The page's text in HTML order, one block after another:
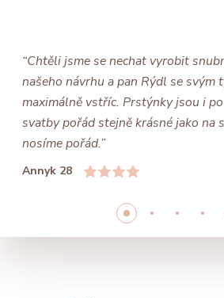
“Chtěli jsme se nechat vyrobit
našeho návrhu a pan Rýdl se svým
maximálně vstříc. Prstýnky jsou i
svatby pořád stejně krásné jako na
nosíme pořád.”
Annyk 28